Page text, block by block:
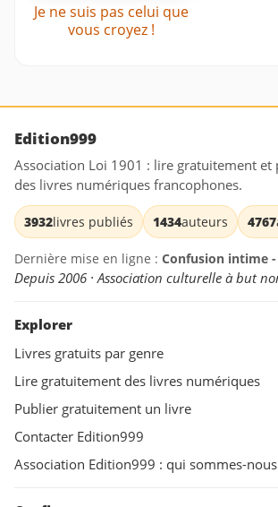
Je ne suis pas celui que
vous croyez !
Edition999
Association Loi 1901 : lire gratuitement et
des livres numériques francophones.
3932livres publiés 1434auteurs 4767
Dernière mise en ligne : Confusion intime
Depuis 2006 · Association culturelle à but
Explorer
Livres gratuits par genre
Lire gratuitement des livres numériques
Publier gratuitement un livre
Contacter Edition999
Association Edition999 : qui sommes-nous